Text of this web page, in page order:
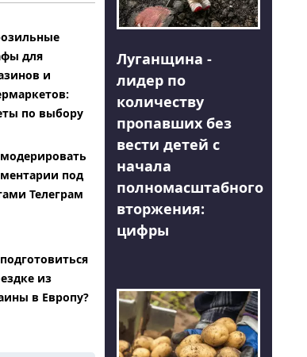
для
и
по выбору
под
Телеграм
из
в Европу?
Луганщина -
лидер по
количеству
пропавших без
вести детей с
начала
полномасштабного
вторжения:
цифры